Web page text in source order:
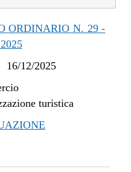
ORDINARIO N. 29 -
16/12/2025
turistica